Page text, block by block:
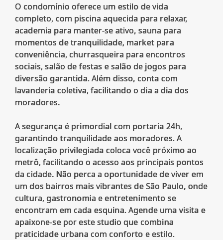
O condomínio oferece um estilo de vida
completo, com piscina aquecida para relaxar,
academia para manter-se ativo, sauna para
momentos de tranquilidade, market para
conveniência, churrasqueira para encontros
sociais, salão de festas e salão de jogos para
diversão garantida. Além disso, conta com
lavanderia coletiva, facilitando o dia a dia dos
moradores.
A segurança é primordial com portaria 24h,
garantindo tranquilidade aos moradores. A
localização privilegiada coloca você próximo ao
metrô, facilitando o acesso aos principais pontos
da cidade. Não perca a oportunidade de viver em
um dos bairros mais vibrantes de São Paulo, onde
cultura, gastronomia e entretenimento se
encontram em cada esquina. Agende uma visita e
apaixone-se por este studio que combina
praticidade urbana com conforto e estilo.